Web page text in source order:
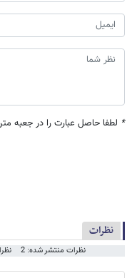
* لطفا حاصل عبارت را در جعبه
نظرات
نظرات منتشر شده: 2